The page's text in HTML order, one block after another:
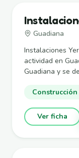
Guadiana
Instalaciones
actividad en
Guadiana y se
Ver ficha